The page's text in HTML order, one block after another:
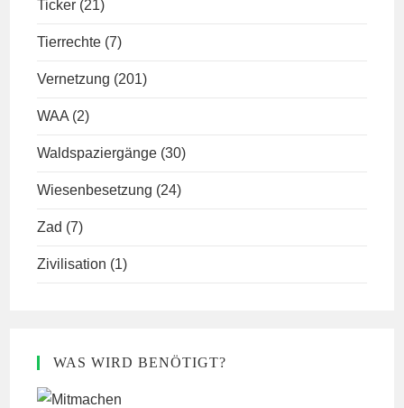
Ticker (21)
Tierrechte (7)
Vernetzung (201)
WAA (2)
Waldspaziergänge (30)
Wiesenbesetzung (24)
Zad (7)
Zivilisation (1)
WAS WIRD BENÖTIGT?